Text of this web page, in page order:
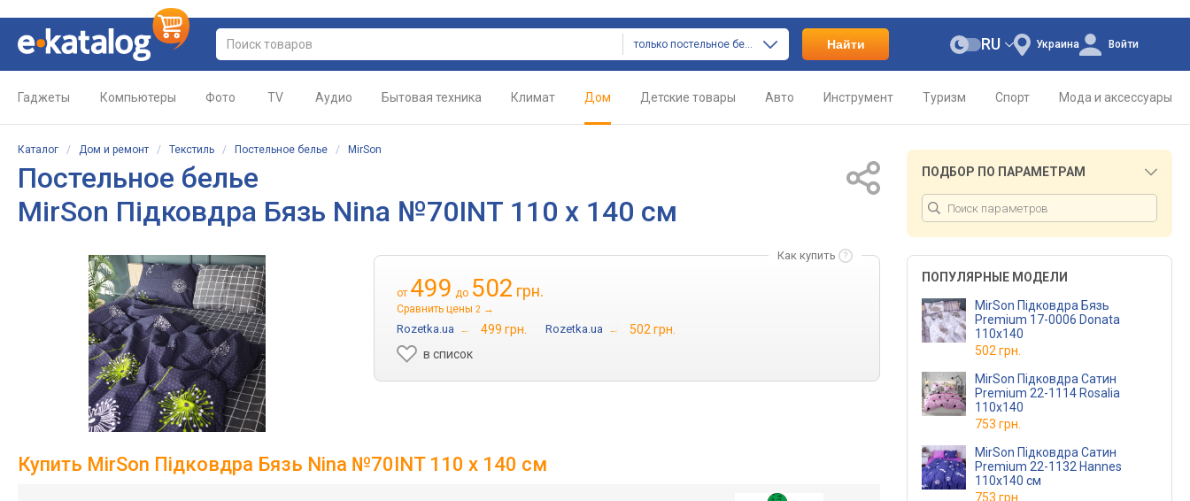
только постельное белье Найти Украина
RU Войти
Гаджеты Компьютеры Фото TV Аудио Бытовая техника Климат Дом Детские товары Авто Инструмент Туризм Спорт Мода и аксессуары
Каталог / Дом и ремонт / Текстиль / Постельное белье / MirSon
Постельное белье
MirSon Підковдра Бязь Nina №70INT 110 x 140 см
Как купить
от 499 до 502 грн.
Сравнить цены 2 →
Rozetka.ua → 499 грн. Rozetka.ua →
502 грн.
в список
Купить MirSon Підковдра Бязь Nina №70INT 110 x 140 см
ПОДБОР ПО ПАРАМЕТРАМ
ПОПУЛЯРНЫЕ МОДЕЛИ
MirSon Підковдра Бязь
Premium 17-0006 Donata
110х140
502 грн.
MirSon Підковдра Сатин
Premium 22-1114 Rosalia
110x140
753 грн.
MirSon Підковдра Сатин
Premium 22-1132 Hannes
110х140 см
753 грн.